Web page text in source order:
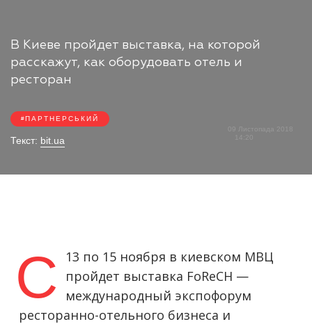
В Киеве пройдет выставка, на которой
расскажут, как оборудовать отель и
ресторан
ПАРТНЕРСЬКИЙ
Текст: bit.ua
09 Листопада 2018
С
13 по 15 ноября в киевском МВЦ
пройдет выставка FoReCH —
международный экспофорум
ресторанно-отельного бизнеса и